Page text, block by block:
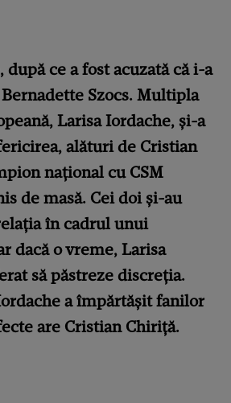
după ce a fost acuzată că i-a
Szocs. Multipla
Larisa Iordache, și-a
alături de Cristian
național cu CSM
de masă. Cei doi și-au
în cadrul unui
dacă o vreme, Larisa
să păstreze discreția.
a împărtășit fanilor
are Cristian Chiriță.